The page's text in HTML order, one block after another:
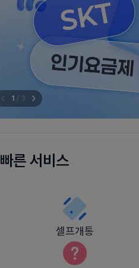
1 / 3
빠른 서비스
셀프개통